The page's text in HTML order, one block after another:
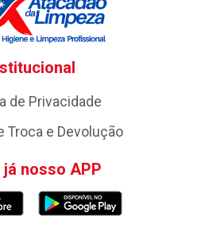
de Privacidade
Troca e Devolução
já nosso APP